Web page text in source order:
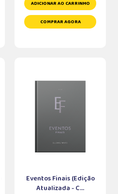
ADICIONAR AO CARRINHO
COMPRAR AGORA
Eventos Finais (Edição
Atualizada - C...